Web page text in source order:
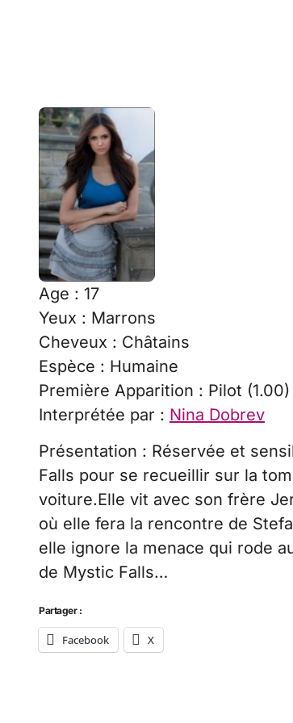
Age : 17
Yeux : Marrons
Cheveux : Châtains
Espèce : Humaine
Première Apparition : Pilot (1.00)
Interprétée par : Nina Dobrev
Présentation : Réservée et
Falls pour se recueillir sur la
voiture.Elle vit avec son frère
où elle fera la rencontre de
elle ignore la menace qui rode
de Mystic Falls…
Partager :
Facebook X